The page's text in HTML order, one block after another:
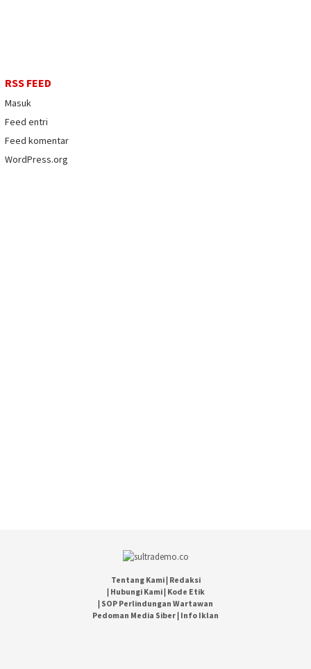
RSS FEED
Masuk
Feed entri
Feed komentar
WordPress.org
Tentang Kami| Redaksi
| Hubungi Kami| Kode Etik
| SOP Perlindungan Wartawan
Pedoman Media Siber | Info Iklan